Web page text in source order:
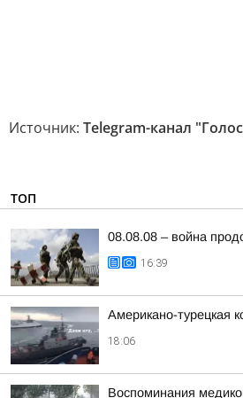
Источник: Telegram-канал
ТОП
08.08.08 – война
16:39
Американо-турецкая
18:06
Воспоминания